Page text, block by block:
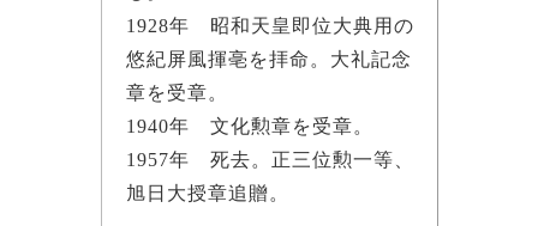
1928年 昭和天皇即位大典用の
悠紀屏風揮亳を拝命。大礼記念
章を受章。
1940年 文化勲章を受章。
1957年 死去。正三位勲一等、
旭日大授章追贈。